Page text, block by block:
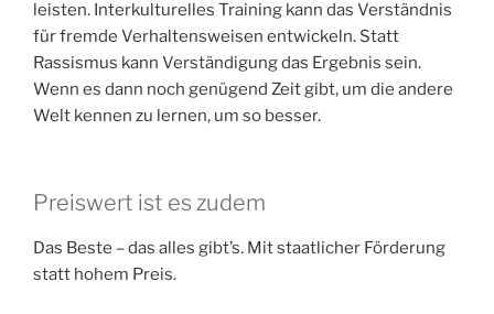
leisten. Interkulturelles Training kann das Verständnis
für fremde Verhaltensweisen entwickeln. Statt
Rassismus kann Verständigung das Ergebnis sein.
Wenn es dann noch genügend Zeit gibt, um die andere
Welt kennen zu lernen, um so besser.
Preiswert ist es zudem
Das Beste – das alles gibt’s. Mit staatlicher Förderung
statt hohem Preis.